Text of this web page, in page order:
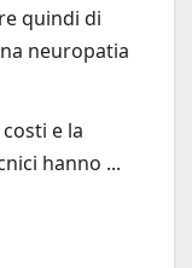
quindi di
neuropatia
e la
hanno ...